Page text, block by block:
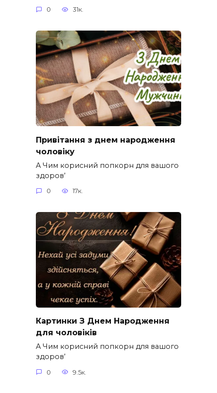
0 31к.
Привітання з днем народження
чоловіку
A Чим корисний попкорн для вашого
здоров’
0 17к.
Картинки З Днем Народження
для чоловіків​
A Чим корисний попкорн для вашого
здоров’
0 9.5к.